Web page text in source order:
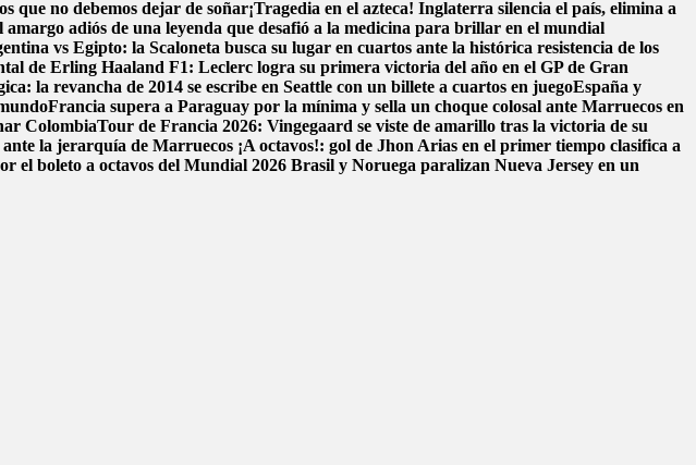
que no debemos dejar de soñar¡Tragedia en el azteca! Inglaterra silencia el país, elimina a
amargo adiós de una leyenda que desafió a la medicina para brillar en el mundial
vs Egipto: la Scaloneta busca su lugar en cuartos ante la histórica resistencia de los
de Erling Haaland F1: Leclerc logra su primera victoria del año en el GP de Gran
la revancha de 2014 se escribe en Seattle con un billete a cuartos en juegoEspaña y
Francia supera a Paraguay por la mínima y sella un choque colosal ante Marruecos en
ColombiaTour de Francia 2026: Vingegaard se viste de amarillo tras la victoria de su
ante la jerarquía de Marruecos ¡A octavos!: gol de Jhon Arias en el primer tiempo clasifica a
el boleto a octavos del Mundial 2026 Brasil y Noruega paralizan Nueva Jersey en un